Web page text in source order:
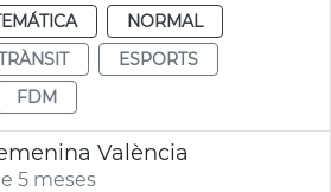
NORMAL
ESPORTS
FDM
València
5 meses